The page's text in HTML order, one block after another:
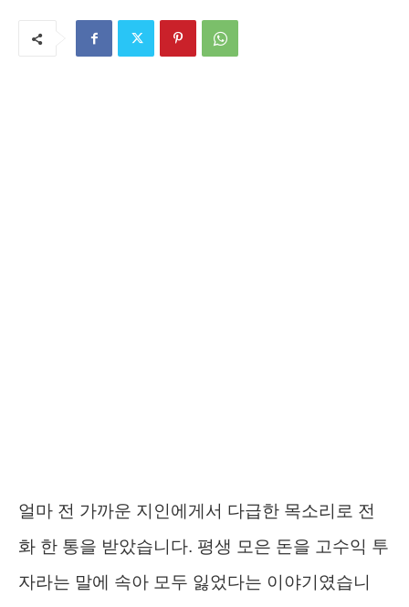
얼마 전 가까운 지인에게서 다급한 목소리로 전
화 한 통을 받았습니다. 평생 모은 돈을 고수익 투
자라는 말에 속아 모두 잃었다는 이야기였습니